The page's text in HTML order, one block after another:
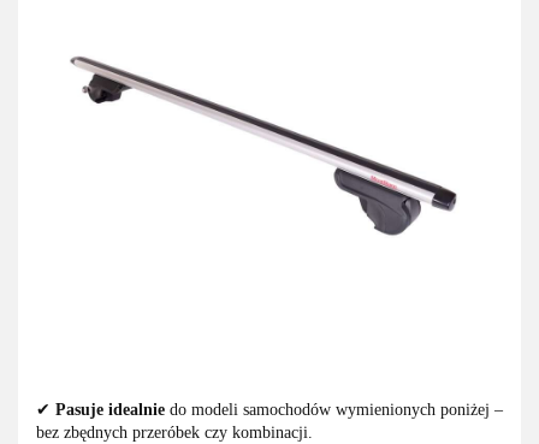
✔ Pasuje idealnie do modeli samochodów wymienionych poniżej –
bez zbędnych przeróbek czy kombinacji.